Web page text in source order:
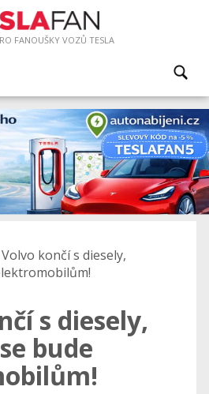
FANOUŠKY VOZŮ TESLA
Volvo končí s diesely,
s diesely,
bude